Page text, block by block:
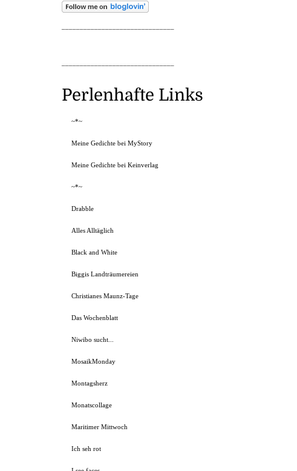
Perlenhafte Links
~*~
Meine Gedichte bei MyStory
Meine Gedichte bei Keinverlag
~*~
Drabble
Alles Alltäglich
Black and White
Biggis Landträumereien
Christianes Maunz-Tage
Das Wochenblatt
Niwibo sucht...
MosaikMonday
Montagsherz
Monatscollage
Maritimer Mittwoch
Ich seh rot